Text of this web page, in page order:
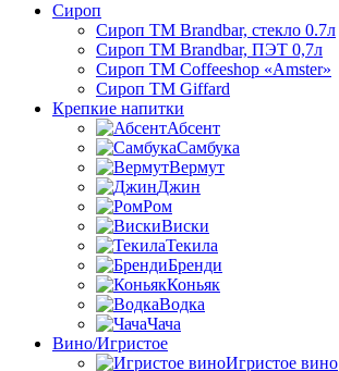
Сироп
Сироп TM Brandbar, стекло 0.7л
Сироп TM Brandbar, ПЭТ 0,7л
Сироп TM Coffeeshop «Amster»
Сироп TM Giffard
Крепкие напитки
Абсент
Самбука
Вермут
Джин
Ром
Виски
Текила
Бренди
Коньяк
Водка
Чача
Вино/Игристое
Игристое вино